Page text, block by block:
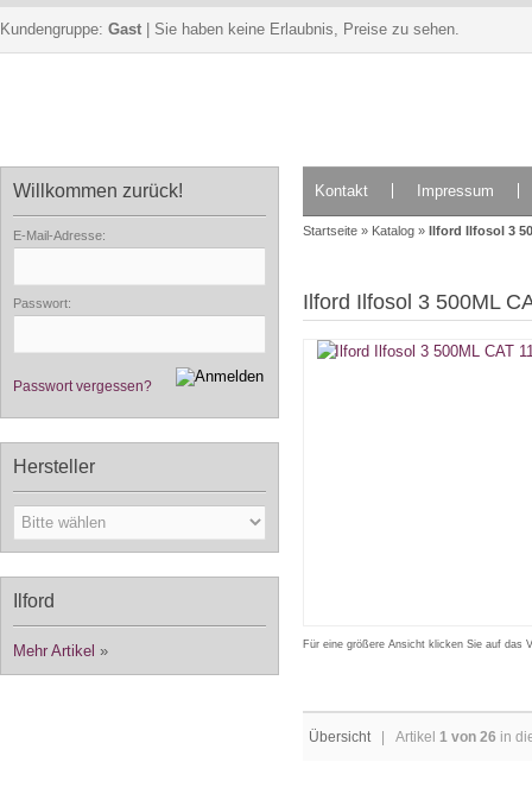
Kundengruppe: Gast | Sie haben keine Erlaubnis, Preise zu sehen.
Willkommen zurück!
E-Mail-Adresse:
Passwort:
Passwort vergessen?
Hersteller
Ilford
Mehr Artikel »
Kontakt Impressum
Startseite » Katalog » Ilford Ilfosol 3
Ilford Ilfosol 3 500ML
Für eine größere Ansicht klicken Sie auf das
Übersicht| Artikel 1 von 26 in